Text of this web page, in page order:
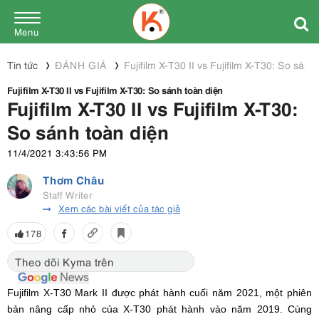
Menu
Tin tức ĐÁNH GIÁ
Fujifilm X-T30 II vs Fujifilm X-T30: So
Fujifilm X-T30 II vs Fujifilm X-T30: So sánh toàn diện
Fujifilm X-T30 II vs Fujifilm X-T30:
So sánh toàn diện
11/4/2021 3:43:56 PM
Thơm Châu
Staff Writer
Xem các bài viết của tác giả
178
Theo dõi Kyma trên
Fujifilm X-T30 Mark II được phát hành cuối năm 2021, một phiên
bản nâng cấp nhỏ của X-T30 phát hành vào năm 2019. Cùng